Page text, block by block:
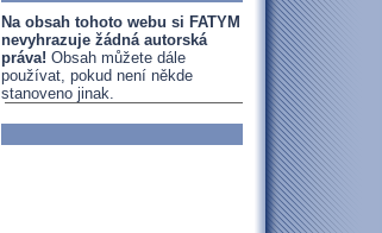
Na obsah tohoto webu si FATYM
nevyhrazuje žádná autorská
práva! Obsah můžete dále
používat, pokud není někde
stanoveno jinak.